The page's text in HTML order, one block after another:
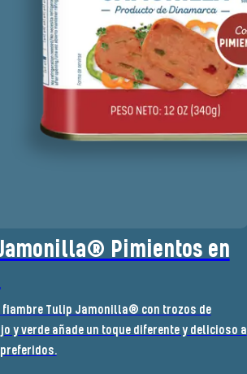
Pimientos en
fiambre Tulip Jamonilla® con trozos de
y verde añade un toque diferente y delicioso a